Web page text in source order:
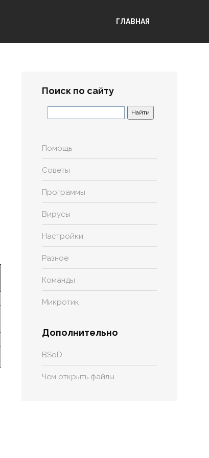
ГЛАВНАЯ
Поиск по сайту
Помощь
Советы
Программы
Вирусы
Настройки
Разное
Команды
Микротик
Дополнительно
BSoD
Чем открыть файлы